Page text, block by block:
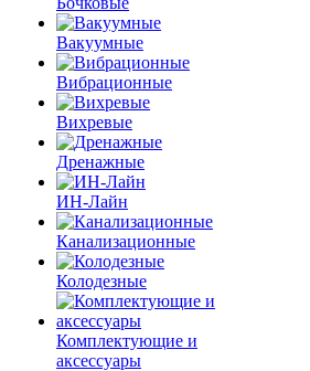
Вакуумные
Вибрационные
Вихревые
Дренажные
ИН-Лайн
Канализационные
Колодезные
Комплектующие и
аксессуары